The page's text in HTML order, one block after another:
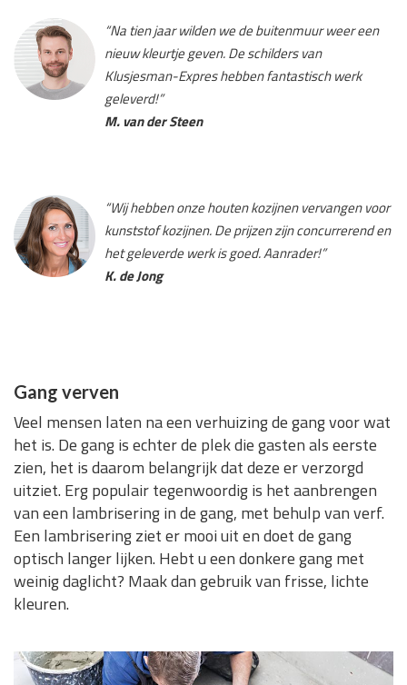
“Na tien jaar wilden we de buitenmuur weer een
nieuw kleurtje geven. De schilders van
Klusjesman-Expres hebben fantastisch werk
geleverd!”
M. van der Steen
“Wij hebben onze houten kozijnen vervangen voor
kunststof kozijnen. De prijzen zijn concurrerend en
het geleverde werk is goed. Aanrader!”
K. de Jong
Gang verven
Veel mensen laten na een verhuizing de gang voor wat
het is. De gang is echter de plek die gasten als eerste
zien, het is daarom belangrijk dat deze er verzorgd
uitziet. Erg populair tegenwoordig is het aanbrengen
van een lambrisering in de gang, met behulp van verf.
Een lambrisering ziet er mooi uit en doet de gang
optisch langer lijken. Hebt u een donkere gang met
weinig daglicht? Maak dan gebruik van frisse, lichte
kleuren.